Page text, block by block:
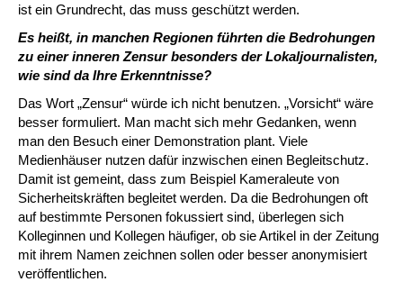
ist ein Grundrecht, das muss geschützt werden.
Es heißt, in manchen Regionen führten die Bedrohungen
zu einer inneren Zensur besonders der Lokaljournalisten,
wie sind da Ihre Erkenntnisse?
Das Wort „Zensur“ würde ich nicht benutzen. „Vorsicht“ wäre
besser formuliert. Man macht sich mehr Gedanken, wenn
man den Besuch einer Demonstration plant. Viele
Medienhäuser nutzen dafür inzwischen einen Begleitschutz.
Damit ist gemeint, dass zum Beispiel Kameraleute von
Sicherheitskräften begleitet werden. Da die Bedrohungen oft
auf bestimmte Personen fokussiert sind, überlegen sich
Kolleginnen und Kollegen häufiger, ob sie Artikel in der Zeitung
mit ihrem Namen zeichnen sollen oder besser anonymisiert
veröffentlichen.